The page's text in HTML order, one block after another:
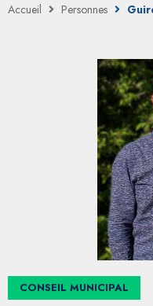
Accueil Personnes
CONSEIL MUNICIPAL